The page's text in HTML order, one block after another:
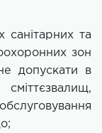
санітарних та
зон
допускати в